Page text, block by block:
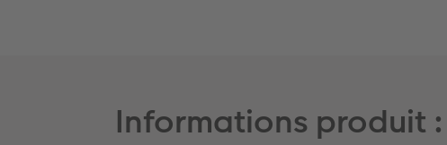
Informations produit :